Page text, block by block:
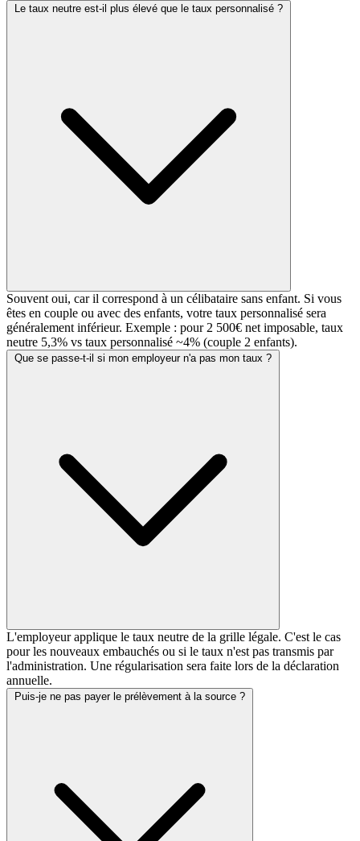
Le taux neutre est-il plus élevé que le taux personnalisé ?
Souvent oui, car il correspond à un célibataire sans enfant. Si vous
êtes en couple ou avec des enfants, votre taux personnalisé sera
généralement inférieur. Exemple : pour 2 500€ net imposable, taux
neutre 5,3% vs taux personnalisé ~4% (couple 2 enfants).
Que se passe-t-il si mon employeur n'a pas mon taux ?
L'employeur applique le taux neutre de la grille légale. C'est le cas
pour les nouveaux embauchés ou si le taux n'est pas transmis par
l'administration. Une régularisation sera faite lors de la déclaration
annuelle.
Puis-je ne pas payer le prélèvement à la source ?